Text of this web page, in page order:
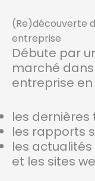
(Re)découverte
entreprise
Débute par
marché
entreprise
les
les rapports
les
et les sites